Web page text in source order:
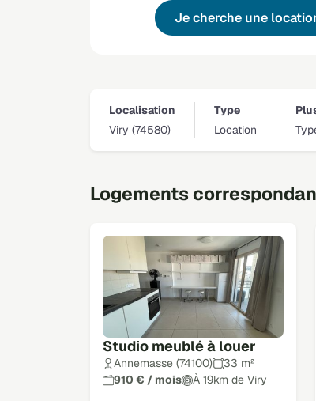
Je cherche une
Localisation
Viry (74580)
Type
Location
Logements
Studio meublé à louer
Annemasse (74100)
33 m²
910 € / mois
À 19km de Viry